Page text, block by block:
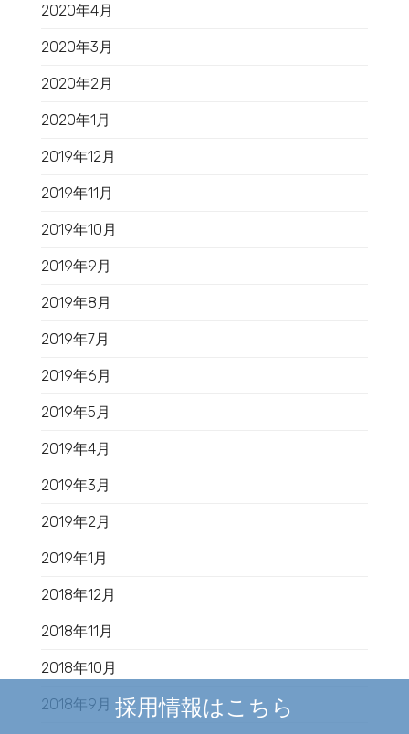
2020年4月
2020年3月
2020年2月
2020年1月
2019年12月
2019年11月
2019年10月
2019年9月
2019年8月
2019年7月
2019年6月
2019年5月
2019年4月
2019年3月
2019年2月
2019年1月
2018年12月
2018年11月
2018年10月
2018年9月 採用情報はこちら